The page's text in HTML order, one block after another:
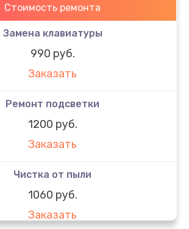
Стоимость ремонта
Замена клавиатуры
990 руб.
Заказать
Ремонт подсветки
1200 руб.
Заказать
Чистка от пыли
1060 руб.
Заказать